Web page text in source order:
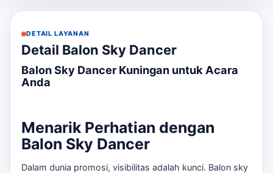
DETAIL LAYANAN
Detail Balon Sky Dancer
Balon Sky Dancer Kuningan untuk Acara
Anda
Menarik Perhatian dengan
Balon Sky Dancer
Dalam dunia promosi, visibilitas adalah kunci. Balon sky